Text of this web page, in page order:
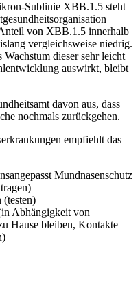
Sublinie XBB.1.5 steht
von XBB.1.5 innerhalb
vergleichsweise niedrig.
dieser sehr leicht
auswirkt, bleibt
davon aus, dass
nochmals zurückgehen.
empfiehlt das
Mundnasenschutz
Abhängigkeit von
Hause bleiben, Kontakte